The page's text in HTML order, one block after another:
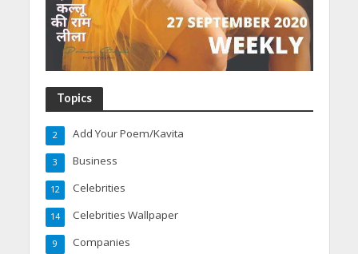
Topics
Add Your Poem/Kavita
2
Business
3
Celebrities
12
Celebrities Wallpaper
14
Companies
9